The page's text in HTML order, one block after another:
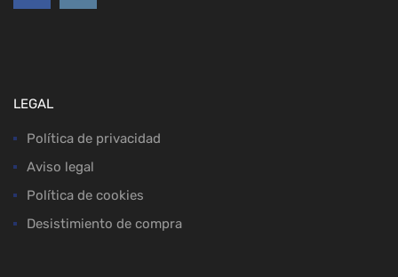
LEGAL
Política de privacidad
Aviso legal
Política de cookies
Desistimiento de compra